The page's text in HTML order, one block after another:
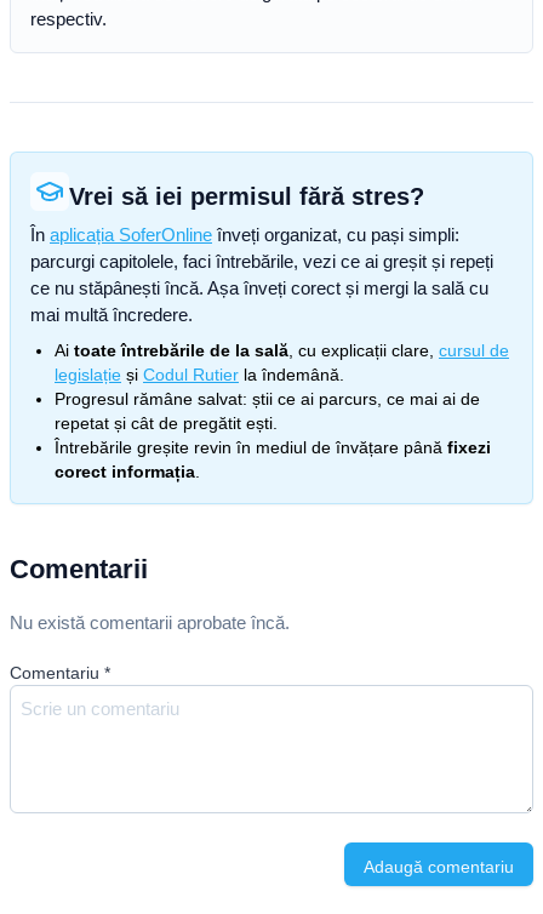
respectiv.
Vrei să iei permisul fără stres?
În aplicația SoferOnline înveți organizat, cu pași simpli:
parcurgi capitolele, faci întrebările, vezi ce ai greșit și repeți
ce nu stăpânești încă. Așa înveți corect și mergi la sală cu
mai multă încredere.
Ai toate întrebările de la sală , cu explicații clare, cursul de
legislație și Codul Rutier la îndemână.
Progresul rămâne salvat: știi ce ai parcurs, ce mai ai de
repetat și cât de pregătit ești.
Întrebările greșite revin în mediul de învățare până fixezi
corect informația
Comentarii
Nu există comentarii aprobate încă.
Comentariu *
Adaugă comentariu